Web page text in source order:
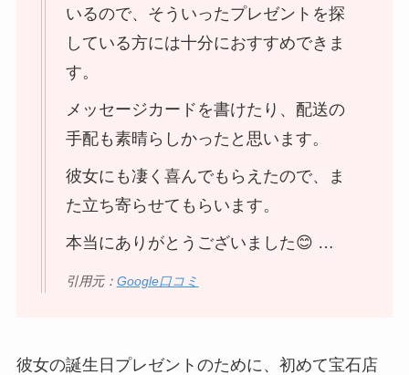
いるので、そういったプレゼントを探
している方には十分におすすめできま
す。
メッセージカードを書けたり、配送の
手配も素晴らしかったと思います。
彼女にも凄く喜んでもらえたので、ま
た立ち寄らせてもらいます。
本当にありがとうございました😊 …
引用元： Google口コミ
彼女の誕生日プレゼントのために、初めて宝石店